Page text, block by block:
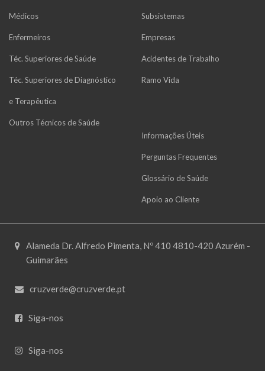
Médicos
Enfermeiros
Téc. Superiores de Saúde
Téc. Superiores de Diagnóstico
e Terapêutica
Outros Técnicos de Saúde
Subsistemas
Empresas
Acidentes de Trabalho
Ramo Vida
Informações Úteis
Perguntas Frequentes
Glossário de Saúde
Apoio ao Cliente
Alameda Dr. Alfredo Pimenta, Nº 410 4810-420 Azurém -
Guimarães
cruzverde@cruzverde.pt
Siga-nos
Siga-nos